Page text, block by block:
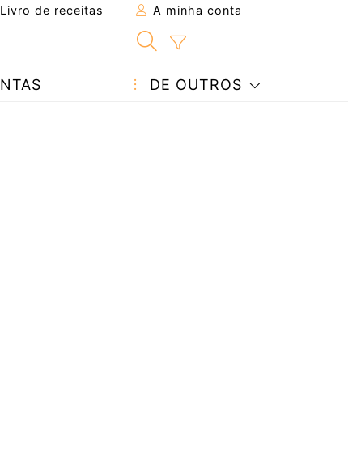
Livro de receitas A minha conta
DE OUTROS
a um amigo
páginao autor da receita
esta receita? Compartilhe